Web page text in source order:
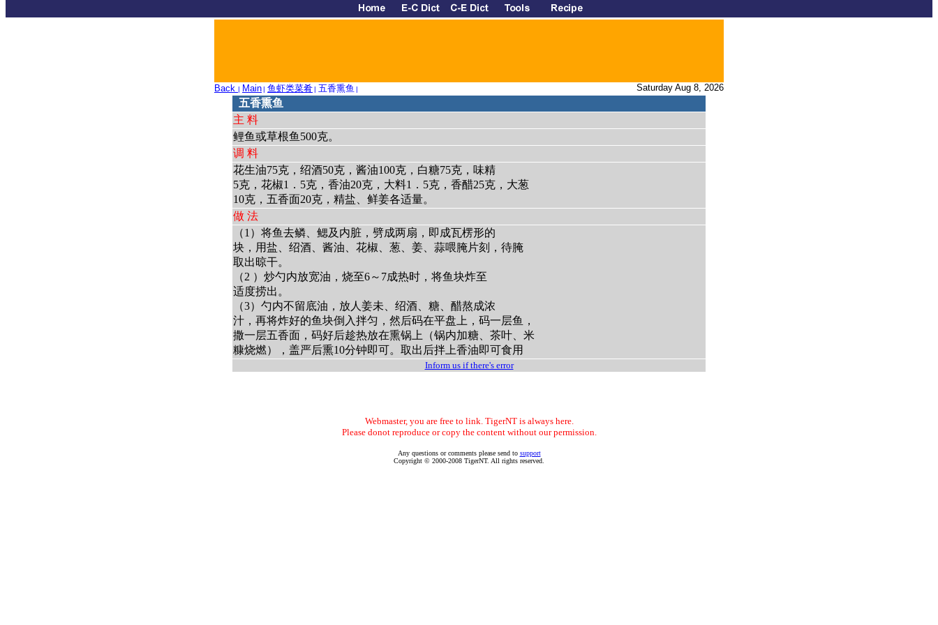
Back | Main| 鱼虾类菜肴| 五香熏鱼 | Saturday Aug 8, 2026
五香熏鱼
主 料
鲤鱼或草根鱼500克。
调 料
花生油75克，绍酒50克，酱油100克，白糖75克，味精
5克，花椒1．5克，香油20克，大料1．5克，香醋25克，大葱
10克，五香面20克，精盐、鲜姜各适量。
做 法
（1）将鱼去鳞、鳃及内脏，劈成两扇，即成瓦楞形的
块，用盐、绍酒、酱油、花椒、葱、姜、蒜喂腌片刻，待腌
取出晾干。
（2 ）炒勺内放宽油，烧至6～7成热时，将鱼块炸至
适度捞出。
（3）勺内不留底油，放人姜未、绍酒、糖、醋熬成浓
汁，再将炸好的鱼块倒入拌匀，然后码在平盘上，码一层鱼，
撒一层五香面，码好后趁热放在熏锅上（锅内加糖、茶叶、米
糠烧燃），盖严后熏10分钟即可。取出后拌上香油即可食用
Inform us if there's error
Webmaster, you are free to link. TigerNT is always here.
Please donot reproduce or copy the content without our permission.
Any questions or comments please send to support
Copyright © 2000-2008 TigerNT. All rights reserved.